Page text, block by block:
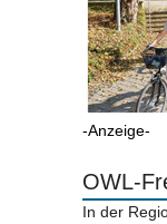
-Anzeige-
OWL-
In der